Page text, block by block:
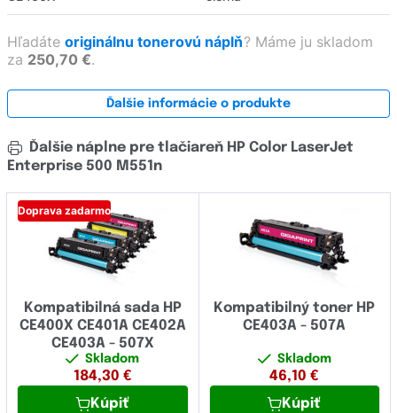
Hľadáte originálnu tonerovú náplň? Máme ju skladom
za 250,70 €.
Ďalšie informácie o produkte
Ďalšie náplne pre tlačiareň HP Color LaserJet
Enterprise 500 M551n
Doprava zadarmo
Kompatibilná sada HP
CE400X CE401A CE402A
CE403A - 507X
Skladom
184,30 €
Kúpiť
Kompatibilný toner HP
CE403A - 507A
Skladom
46,10 €
Kúpiť